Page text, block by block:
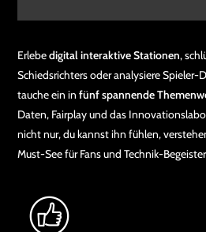
Erlebedigital interaktive Stationen,
Schiedsrichters oder analysiere Spieler-
tauche ein in fünf spannende
Daten, Fairplay und das
nicht nur, du kannst ihn fühlen,
Must-See für Fans und Technik-